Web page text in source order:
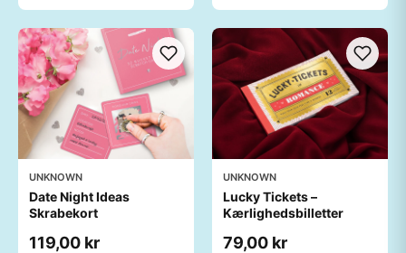
UNKNOWN
Date Night Ideas
Skrabekort
119,00 kr
UNKNOWN
Lucky Tickets –
Kærlighedsbilletter
79,00 kr